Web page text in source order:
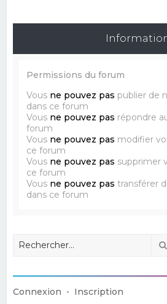
Permissions du forum
Vous ne pouvez pas publier de
dans ce forum
Vous ne pouvez pas répondre
forum
Vous ne pouvez pas modifier
ce forum
Vous ne pouvez pas supprimer
ce forum
Vous ne pouvez pas transférer
dans ce forum
Connexion • Inscription